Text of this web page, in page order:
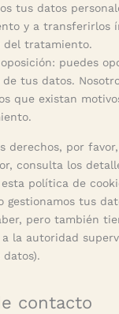
tus datos
y a transferirlos
del tratamiento.
puedes
tus datos.
que existan
derechos, por
consulta los
política de
gestionamos tus
pero también
la autoridad
contacto